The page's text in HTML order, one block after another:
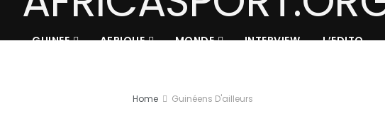
GUINEE AFRIQUE MONDE INTERVIEW L’EDITO
Home Guinéens D'ailleurs